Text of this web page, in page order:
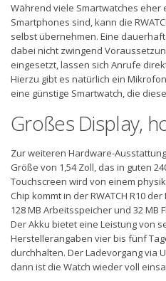
Während viele Smartwatches eher
Smartphones sind, kann die
selbst übernehmen. Eine
dabei nicht zwingend
eingesetzt, lassen sich Anrufe
Hierzu gibt es natürlich ein
eine günstige Smartwatch, die
Großes Display,
Zur weiteren Hardware-
Größe von 1,54 Zoll, das in guten
Touchscreen wird von einem
Chip kommt in der RWATCH R10
128 MB Arbeitsspeicher und 32
Der Akku bietet eine Leistung von
Herstellerangaben vier bis fünf
durchhalten. Der Ladevorgang via
dann ist die Watch wieder voll